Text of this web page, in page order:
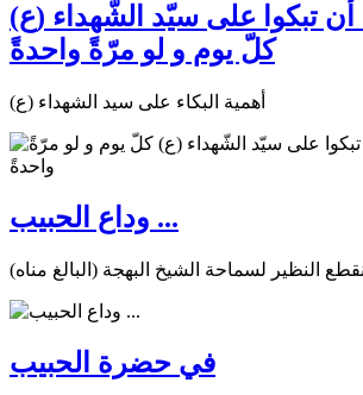
تبكوا على سيّد الشّهداء (ع)
كلّ يوم و لو مرّةً واحدةً
أهمية البكاء على سيد الشهداء (ع)
وداع الحبيب ...
النظير لسماحة الشيخ البهجة (البالغ مناه)
في حضرة الحبيب